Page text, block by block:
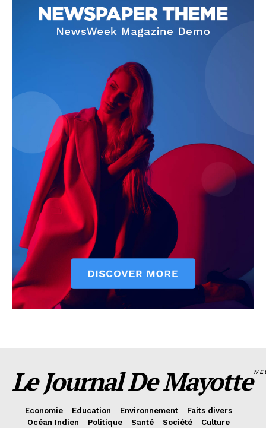
Le Journal De Mayotte
Economie Education Environnement
Faits divers
Océan Indien
Politique Santé Société
Culture